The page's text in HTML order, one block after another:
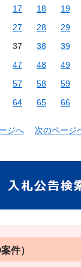
17 18 19
27 28 29
37 38 39
47 48 49
57 58 59
64 65 66
ジへ 次のページ
件）